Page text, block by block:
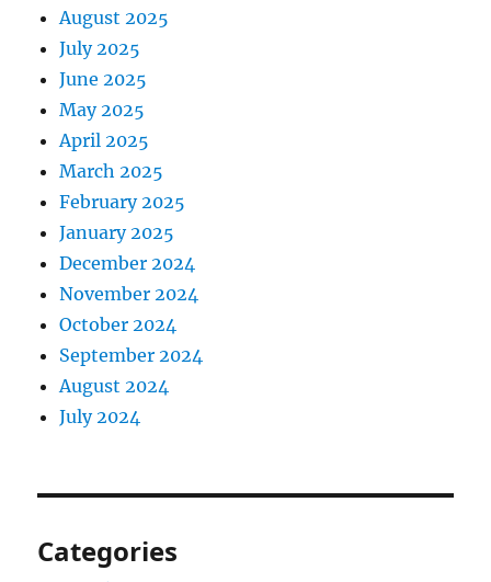
August 2025
July 2025
June 2025
May 2025
April 2025
March 2025
February 2025
January 2025
December 2024
November 2024
October 2024
September 2024
August 2024
July 2024
Categories